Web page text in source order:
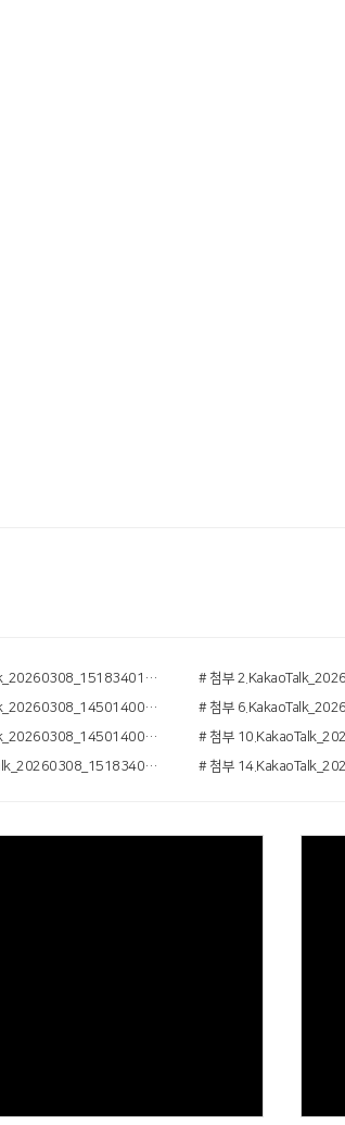
# 첨부 1.KakaoTalk_20260308_151834011_08.jpg
# 첨부 5.KakaoTalk_20260308_145014001_08.jpg
# 첨부 9.KakaoTalk_20260308_145014001_27.jpg
# 첨부 13.KakaoTalk_20260308_151834011_06.jpg